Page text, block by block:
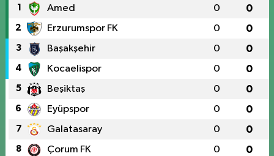
1 Amed 0 0
2 Erzurumspor FK 0 0
3 Başakşehir 0 0
4 Kocaelispor 0 0
5 Beşiktaş 0 0
6 Eyüpspor 0 0
7 Galatasaray 0 0
8 Çorum FK 0 0